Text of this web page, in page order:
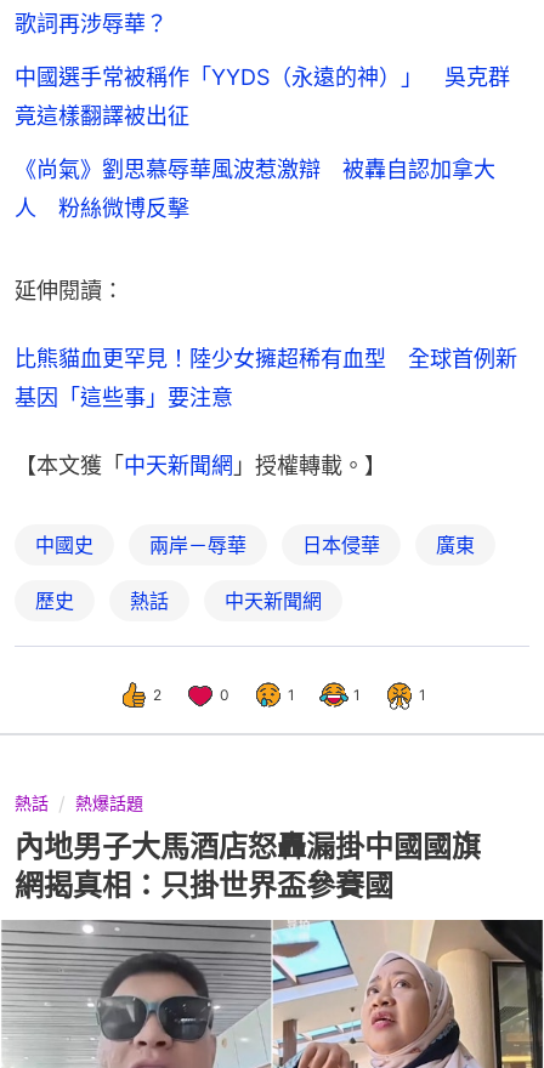
歌詞再涉辱華？
中國選手常被稱作「YYDS（永遠的神）」 吳克群
竟這樣翻譯被出征
《尚氣》劉思慕辱華風波惹激辯 被轟自認加拿大
人 粉絲微博反擊
延伸閱讀：
比熊貓血更罕見！陸少女擁超稀有血型　全球首例新
基因「這些事」要注意
【本文獲「 中天新聞網 」授權轉載。】
中國史 兩岸－辱華 日本侵華 廣東
歷史 熱話 中天新聞網
2 0 1 1 1
熱話 熱爆話題
內地男子大馬酒店怒轟漏掛中國國旗
網揭真相：只掛世界盃參賽國